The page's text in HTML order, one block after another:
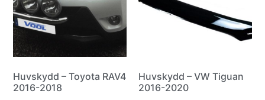
Huvskydd – Toyota RAV4
2016-2018
Huvskydd – VW Tiguan
2016-2020